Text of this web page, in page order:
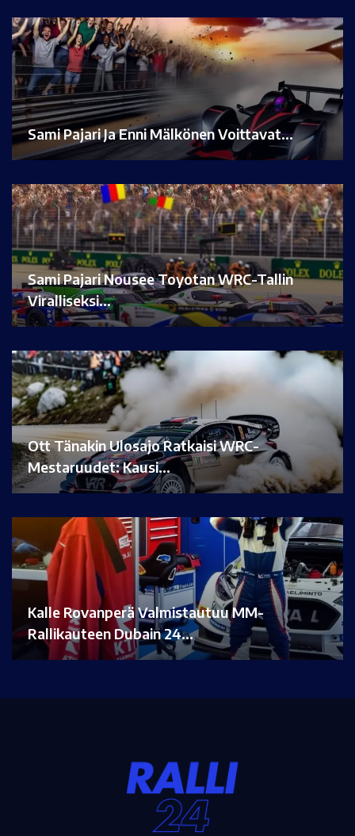
Sami Pajari Ja Enni Mälkönen Voittavat…
Sami Pajari Nousee Toyotan WRC-Tallin
Viralliseksi…
Ott Tänakin Ulosajo Ratkaisi WRC-
Mestaruudet: Kausi…
Kalle Rovanperä Valmistautuu MM-
Rallikauteen Dubain 24…